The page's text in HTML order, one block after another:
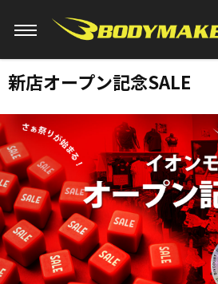
新店オープン記念SALE